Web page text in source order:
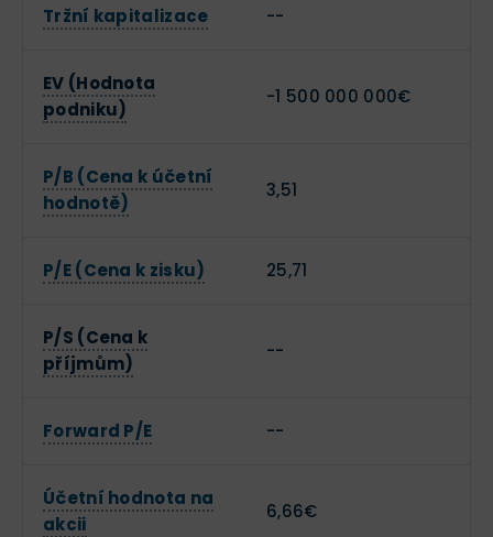
Tržní kapitalizace --
EV (Hodnota
podniku)
-1 500 000 000€
P/B (Cena k účetní
hodnotě)
3,51
P/E (Cena k zisku) 25,71
P/S (Cena k
příjmům)
--
Forward P/E --
Účetní hodnota na
akcii
6,66€